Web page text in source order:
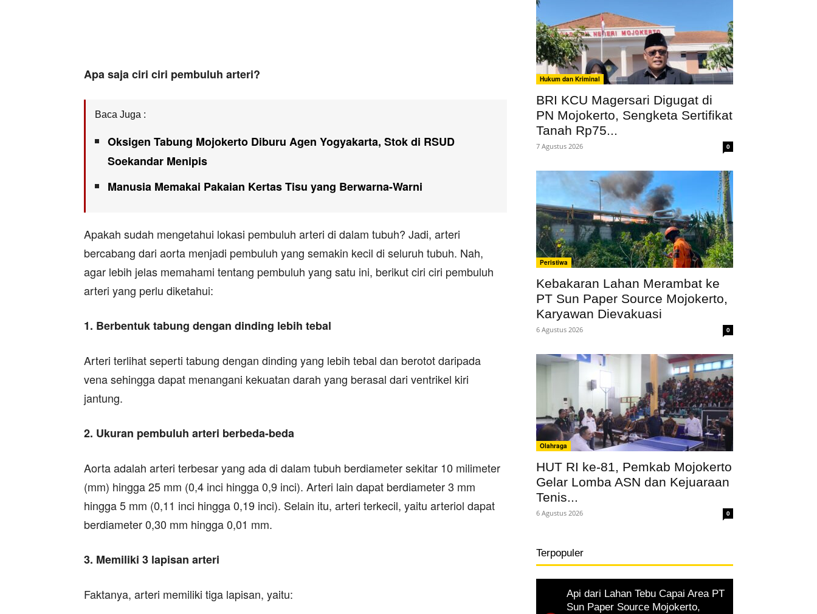
Apa saja ciri ciri pembuluh arteri?
Baca Juga :
Oksigen Tabung Mojokerto Diburu Agen Yogyakarta, Stok di RSUD
Soekandar Menipis
Manusia Memakai Pakaian Kertas Tisu yang Berwarna-Warni
Apakah sudah mengetahui lokasi pembuluh arteri di dalam tubuh? Jadi, arteri
bercabang dari aorta menjadi pembuluh yang semakin kecil di seluruh tubuh. Nah,
agar lebih jelas memahami tentang pembuluh yang satu ini, berikut ciri ciri pembuluh
arteri yang perlu diketahui:
1. Berbentuk tabung dengan dinding lebih tebal
Arteri terlihat seperti tabung dengan dinding yang lebih tebal dan berotot daripada
vena sehingga dapat menangani kekuatan darah yang berasal dari ventrikel kiri
jantung.
2. Ukuran pembuluh arteri berbeda-beda
Aorta adalah arteri terbesar yang ada di dalam tubuh berdiameter sekitar 10 milimeter
(mm) hingga 25 mm (0,4 inci hingga 0,9 inci). Arteri lain dapat berdiameter 3 mm
hingga 5 mm (0,11 inci hingga 0,19 inci). Selain itu, arteri terkecil, yaitu arteriol dapat
berdiameter 0,30 mm hingga 0,01 mm.
3. Memiliki 3 lapisan arteri
Faktanya, arteri memiliki tiga lapisan, yaitu:
Hukum dan Kriminal
BRI KCU Magersari Digugat di
PN Mojokerto, Sengketa Sertifikat
Tanah Rp75...
7 Agustus 2026 0
Peristiwa
Kebakaran Lahan Merambat ke
PT Sun Paper Source Mojokerto,
Karyawan Dievakuasi
6 Agustus 2026 0
Olahraga
HUT RI ke-81, Pemkab Mojokerto
Gelar Lomba ASN dan Kejuaraan
Tenis...
6 Agustus 2026 0
Terpopuler
Api dari Lahan Tebu Capai Area PT
Sun Paper Source Mojokerto,